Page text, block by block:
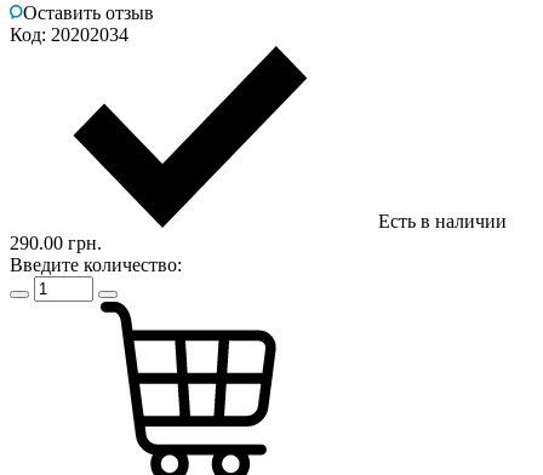
Оставить отзыв
Код: 20202034
Есть в наличии
290.00 грн.
Введите количество: